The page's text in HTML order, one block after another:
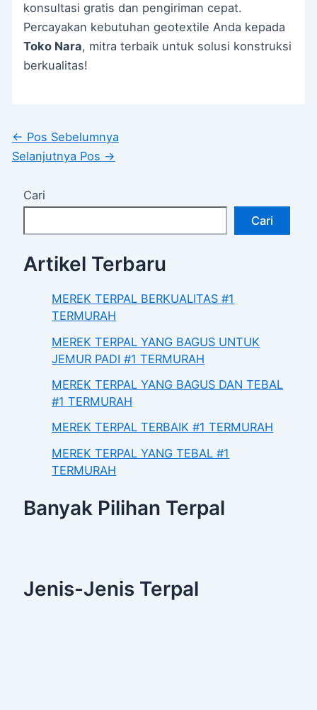
konsultasi gratis dan pengiriman cepat.
Percayakan kebutuhan geotextile Anda kepada
Toko Nara, mitra terbaik untuk solusi konstruksi
berkualitas!
← Pos Sebelumnya
Selanjutnya Pos →
Cari
Cari
Artikel Terbaru
MEREK TERPAL BERKUALITAS #1
TERMURAH
MEREK TERPAL YANG BAGUS UNTUK
JEMUR PADI #1 TERMURAH
MEREK TERPAL YANG BAGUS DAN TEBAL
#1 TERMURAH
MEREK TERPAL TERBAIK #1 TERMURAH
MEREK TERPAL YANG TEBAL #1
TERMURAH
Banyak Pilihan Terpal
Jenis-Jenis Terpal